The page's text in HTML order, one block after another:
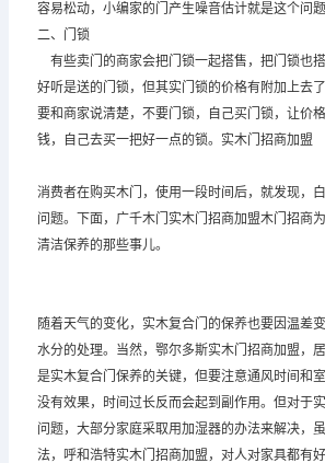
容易松动，小编家的门产生噪音估计就是这个问题
二、门锁
有些卖门的商家会把门锁一起搭售，把门锁也
好听是送的门锁，但其实门锁的价格有附加上去
要和商家说清楚，不要门锁，自己买门锁，让价
钱，自己去买一把好一点的锁。实木门招商加盟
消费者在购买木门，使用一段时间后，就发现，
问题。下面，广千木门实木门招商加盟木门招商
清洁保养的那些事儿。
随着天气的变化，实木复合门的保养也要因温差
水分的处理。当然，鄂尔多斯实木门招商加盟，
是实木复合门保养的关键，但要注意通风时间和
没有效果，时间过长反而会起到副作用。但对于
问题，大部分家庭采取用加湿器的办法来解决，
法，呼和浩特实木门招商加盟，对人对家具都有